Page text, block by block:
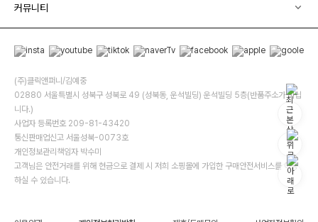
커뮤니티
(주)클릭앤퍼니/김예중
02880 서울특별시 성북구 성북로 49 (성북동, 운석빌딩) 운석빌딩 5층(반품주소가 아닙
니다.)
사업자 등록번호 209-81-43420
통신판매업신고 서울성북-0073호
개인정보관리책임자 박수미
고객님은 안전거래를 위해 현금으로 결제 시 저희 소핑몰에 가입한 구매안전서비스를 이용
하실 수 있습니다.